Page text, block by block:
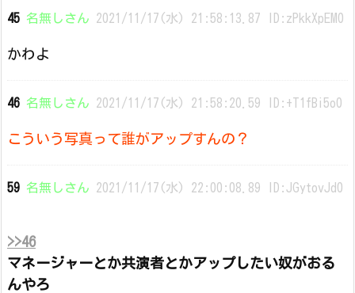
45 名無しさん 2021/11/17(水) 21:58:13.87 ID:zPkkXpEM0
かわよ
46 名無しさん 2021/11/17(水) 21:58:20.59 ID:+T1fBi5o0
こういう写真って誰がアップすんの？
59 名無しさん 2021/11/17(水) 22:00:08.89 ID:JGytovJd0
>>46
マネージャーとか共演者とかアップしたい奴がおる
んやろ